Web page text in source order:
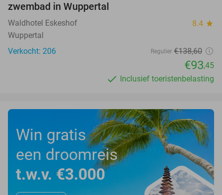
zwembad in Wuppertal
Waldhotel Eskeshof 8.4 star
Wuppertal
Verkocht: 206
Regulier €138,60
€93,45
Inclusief toeristenbelasting
Win gratis
een droomreis
t.w.v. €3.000